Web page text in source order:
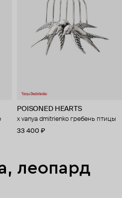
POISONED HEARTS
x vanya dmitrienko гребень птицы
33 400 ₽
леопард